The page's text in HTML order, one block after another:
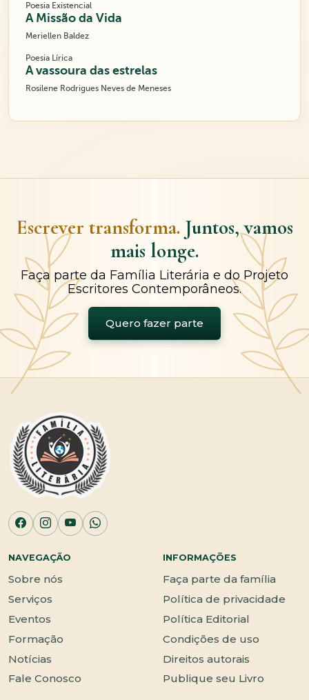
Poesia Existencial
A Missão da Vida
Meriellen Baldez
Poesia Lírica
A vassoura das estrelas
Rosilene Rodrigues Neves de Meneses
Escrever transforma. Juntos, vamos
mais longe.
Faça parte da Família Literária e do Projeto
Escritores Contemporâneos.
Quero fazer parte
NAVEGAÇÃO
Sobre nós
Serviços
Eventos
Formação
Notícias
Fale Conosco
INFORMAÇÕES
Faça parte da família
Política de privacidade
Política Editorial
Condições de uso
Direitos autorais
Publique seu Livro